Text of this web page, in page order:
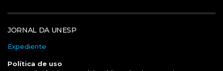
JORNAL DA UNESP
Expediente
Política de uso